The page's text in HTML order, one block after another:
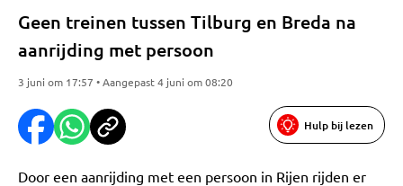
Geen treinen tussen Tilburg en Breda na
aanrijding met persoon
3 juni om 17:57 • Aangepast 4 juni om 08:20
Hulp bij lezen
Door een aanrijding met een persoon in Rijen rijden er